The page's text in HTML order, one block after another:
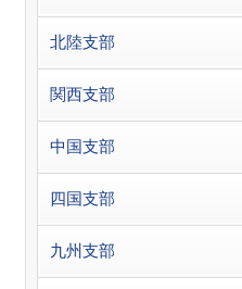
北陸支部
関西支部
中国支部
四国支部
九州支部